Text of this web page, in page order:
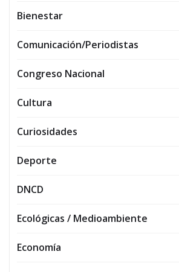
Bienestar
Comunicación/Periodistas
Congreso Nacional
Cultura
Curiosidades
Deporte
DNCD
Ecológicas / Medioambiente
Economía